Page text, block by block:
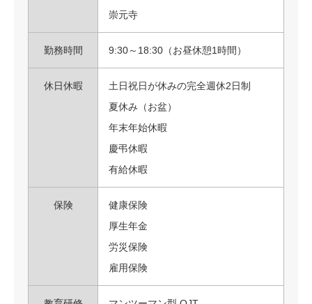
崇元寺
勤務時間 9:30～18:30（お昼休憩1時間）
休日休暇
土日祝日が休みの完全週休2日制
夏休み（お盆）
年末年始休暇
慶弔休暇
有給休暇
保険
健康保険
厚生年金
労災保険
雇用保険